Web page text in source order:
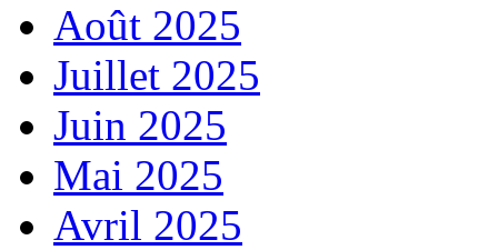
Août 2025
Juillet 2025
Juin 2025
Mai 2025
Avril 2025